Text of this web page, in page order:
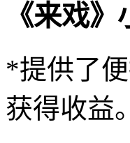
《来戏》
*提供了
获得收益。